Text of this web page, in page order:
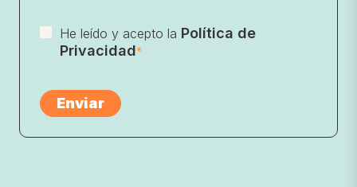
He leído y acepto la Política de
Privacidad*